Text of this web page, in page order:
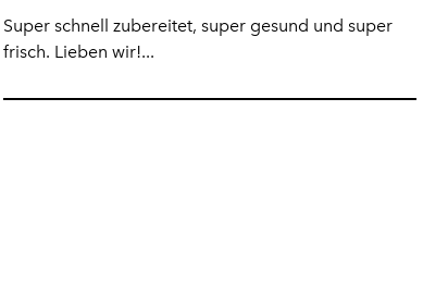
Super schnell zubereitet, super gesund und super
frisch. Lieben wir!...